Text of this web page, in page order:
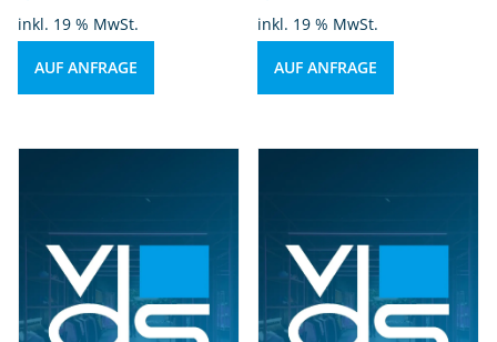
inkl. 19 % MwSt.
AUF ANFRAGE
inkl. 19 % MwSt.
AUF ANFRAGE